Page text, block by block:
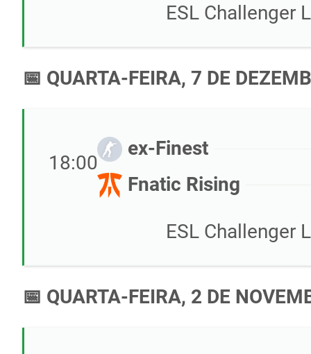
ESL Challenger
📅 QUARTA-FEIRA, 7 DE
18:00
ex-Finest
Fnatic Rising
ESL Challenger
📅 QUARTA-FEIRA, 2 DE